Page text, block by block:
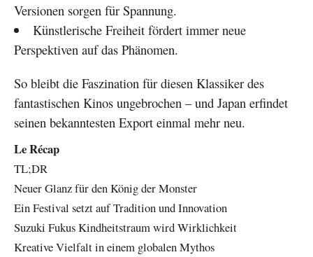
Versionen sorgen für Spannung.
Künstlerische Freiheit fördert immer neue
Perspektiven auf das Phänomen.
So bleibt die Faszination für diesen Klassiker des
fantastischen Kinos ungebrochen – und Japan erfindet
seinen bekanntesten Export einmal mehr neu.
Le Récap
TL;DR
Neuer Glanz für den König der Monster
Ein Festival setzt auf Tradition und Innovation
Suzuki Fukus Kindheitstraum wird Wirklichkeit
Kreative Vielfalt in einem globalen Mythos